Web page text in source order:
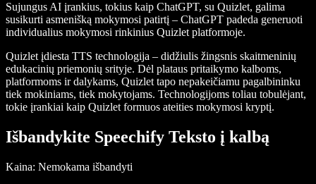
Sujungus AI įrankius, tokius kaip ChatGPT, su Quizlet, galima
susikurti asmenišką mokymosi patirtį – ChatGPT padeda generuoti
individualius mokymosi rinkinius Quizlet platformoje.
Quizlet įdiesta TTS technologija – didžiulis žingsnis skaitmeninių
edukacinių priemonių srityje. Dėl plataus pritaikymo kalboms,
platformoms ir dalykams, Quizlet tapo nepakeičiamu pagalbininku
tiek mokiniams, tiek mokytojams. Technologijoms toliau tobulėjant,
tokie įrankiai kaip Quizlet formuos ateities mokymosi kryptį.
Išbandykite Speechify Teksto į kalbą
Kaina: Nemokama išbandyti